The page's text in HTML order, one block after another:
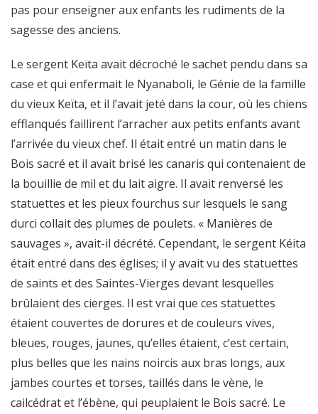
pas pour enseigner aux enfants les rudiments de la
sagesse des anciens.
Le sergent Keïta avait décroché le sachet pendu dans sa
case et qui enfermait le Nyanaboli, le Génie de la famille
du vieux Keïta, et il l’avait jeté dans la cour, où les chiens
efflanqués faillirent l’arracher aux petits enfants avant
l’arrivée du vieux chef. Il était entré un matin dans le
Bois sacré et il avait brisé les canaris qui contenaient de
la bouillie de mil et du lait aigre. Il avait renversé les
statuettes et les pieux fourchus sur lesquels le sang
durci collait des plumes de poulets. « Manières de
sauvages », avait-il décrété. Cependant, le sergent Kéita
était entré dans des églises; il y avait vu des statuettes
de saints et des Saintes-Vierges devant lesquelles
brûlaient des cierges. Il est vrai que ces statuettes
étaient couvertes de dorures et de couleurs vives,
bleues, rouges, jaunes, qu’elles étaient, c’est certain,
plus belles que les nains noircis aux bras longs, aux
jambes courtes et torses, taillés dans le vène, le
cailcédrat et l’ébène, qui peuplaient le Bois sacré. Le